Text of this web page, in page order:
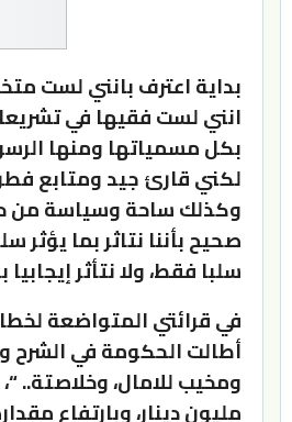
بداية اعترف بانني لست
انني لست فقيها في
بكل مسمياتها ومنها
لكني قارئ جيد ومتابع
وكذلك ساحة وسياسة من
صحيح بأننا نتاثر بما يؤثر
سلبا فقط، ولا نتأثر
في قرائتي المتواضعة
أطالت الحكومة في الشرح